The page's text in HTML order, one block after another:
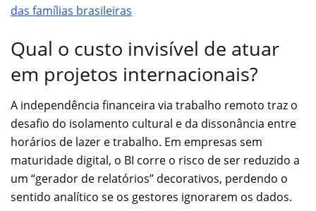
das famílias brasileiras
Qual o custo invisível de atuar
em projetos internacionais?
A independência financeira via trabalho remoto traz o
desafio do isolamento cultural e da dissonância entre
horários de lazer e trabalho. Em empresas sem
maturidade digital, o BI corre o risco de ser reduzido a
um “gerador de relatórios” decorativos, perdendo o
sentido analítico se os gestores ignorarem os dados.